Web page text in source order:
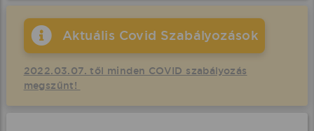
Aktuális Covid Szabályozások
2022.03.07. től minden COVID szabályozás
megszűnt!